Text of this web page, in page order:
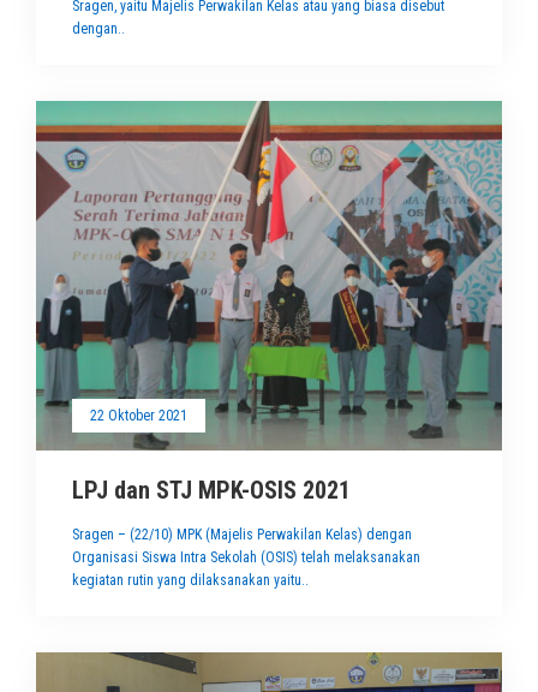
Sragen, yaitu Majelis Perwakilan Kelas atau yang biasa disebut
dengan..
22 Oktober 2021
LPJ dan STJ MPK-OSIS 2021
Sragen – (22/10) MPK (Majelis Perwakilan Kelas) dengan
Organisasi Siswa Intra Sekolah (OSIS) telah melaksanakan
kegiatan rutin yang dilaksanakan yaitu..